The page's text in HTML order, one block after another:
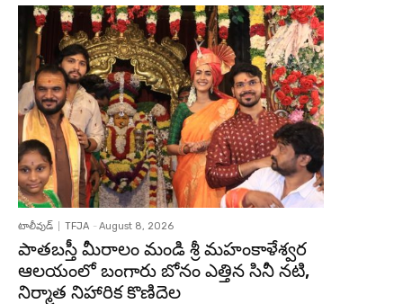
టాలీవుడ్ TFJA - August 8, 2026
పాతబస్తీ మీరాలం మండి శ్రీ మహంకాళేశ్వర
ఆలయంలో బంగారు బోనం ఎత్తిన సినీ నటి,
నిర్మాత నిహారిక కొణిదెల